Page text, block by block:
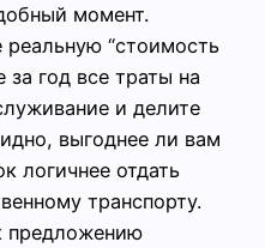
момент.
реальную “стоимость
за год все траты на
и делите
выгоднее ли вам
логичнее отдать
транспорту.
предложению